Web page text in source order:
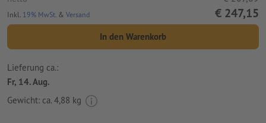
Inkl. 19% MwSt. & Versand € 247,15
In den Warenkorb
Lieferung ca.:
Fr, 14. Aug.
Gewicht: ca. 4,88 kg